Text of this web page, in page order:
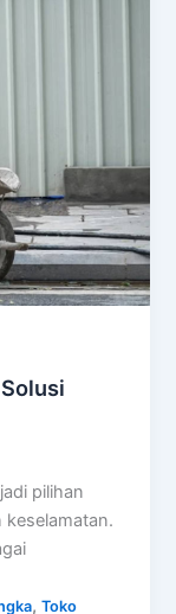
pilihan
keselamatan.
,Toko